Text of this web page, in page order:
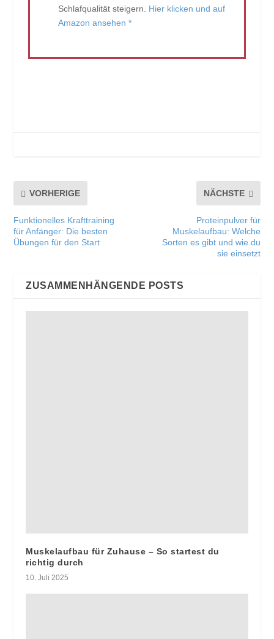
Schlafqualität steigern. Hier klicken und auf
Amazon ansehen *
VORHERIGE
Funktionelles Krafttraining
für Anfänger: Die besten
Übungen für den Start
NÄCHSTE
Proteinpulver für
Muskelaufbau: Welche
Sorten es gibt und wie du
sie einsetzt
ZUSAMMENHÄNGENDE POSTS
Muskelaufbau für Zuhause – So startest du
richtig durch
10. Juli 2025